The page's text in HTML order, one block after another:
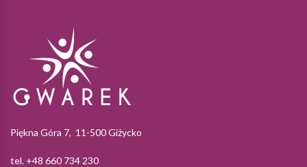
Piękna Góra 7, 11-500 Giżycko
tel. +48 660 734 230